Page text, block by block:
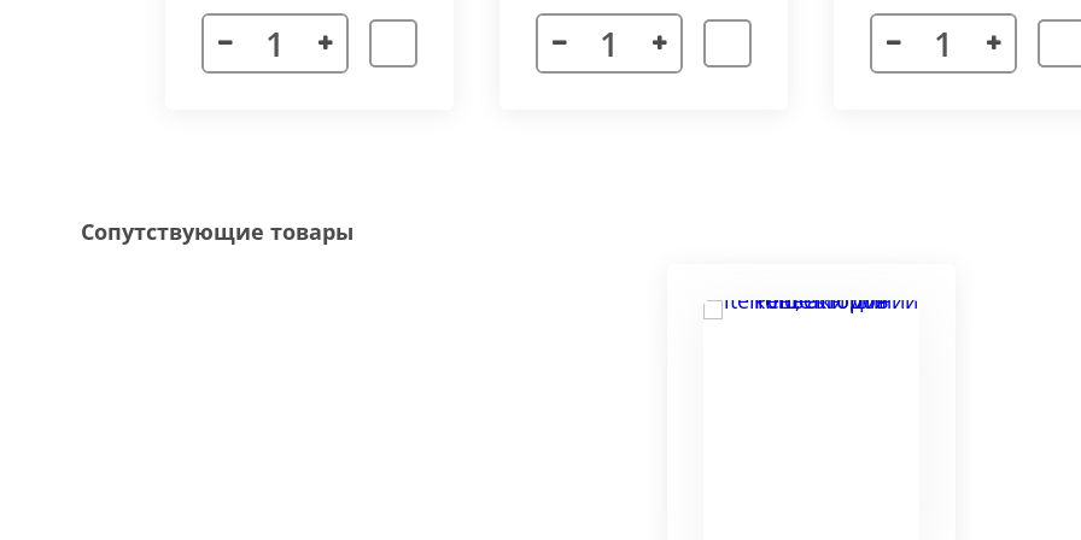
Декоративная рамка выполнена из алюминия. Придает прибору завершенности и помогает
напольного покрытия и короба конвектора, а также увеличивает жесткость короба.
соединения 70 градусов.
большей длины, конвектор собирается из отдельных сегментов.
Сопутствующие товары